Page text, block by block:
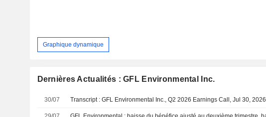
Graphique dynamique
Dernières Actualités : GFL Environmental Inc.
30/07 Transcript : GFL Environmental Inc., Q2 2026 Earnings Call, Jul 30, 2026